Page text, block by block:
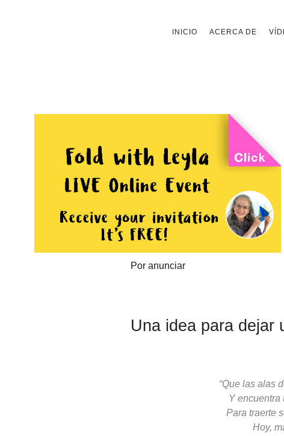
INICIO ACERCA DE
Por anunciar
Una idea para dejar
“Que las alas
Y encuentra
Para traerte
Hoy,